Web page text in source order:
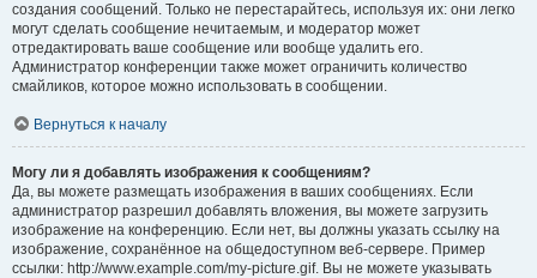
создания сообщений. Только не перестарайтесь, используя их: они легко
могут сделать сообщение нечитаемым, и модератор может
отредактировать ваше сообщение или вообще удалить его.
Администратор конференции также может ограничить количество
смайликов, которое можно использовать в сообщении.
Вернуться к началу
Могу ли я добавлять изображения к сообщениям?
Да, вы можете размещать изображения в ваших сообщениях. Если
администратор разрешил добавлять вложения, вы можете загрузить
изображение на конференцию. Если нет, вы должны указать ссылку на
изображение, сохранённое на общедоступном веб-сервере. Пример
ссылки: http://www.example.com/my-picture.gif. Вы не можете указывать